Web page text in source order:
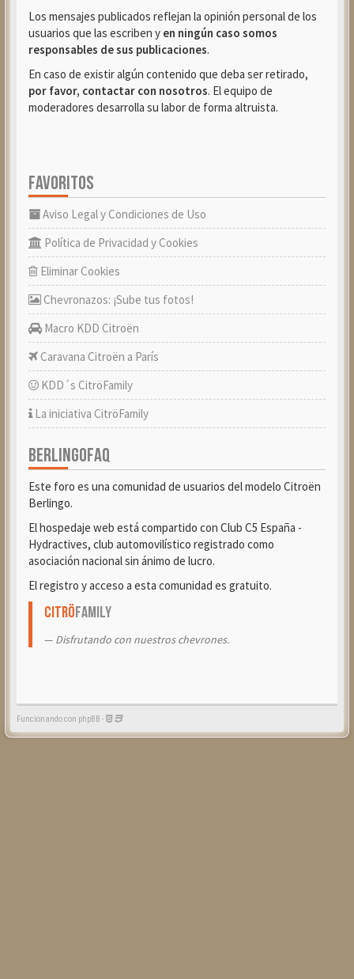
Los mensajes publicados reflejan la opinión personal de los
usuarios que las escriben y en ningún caso somos
responsables de sus publicaciones.
En caso de existir algún contenido que deba ser retirado,
por favor, contactar con nosotros. El equipo de
moderadores desarrolla su labor de forma altruista.
FAVORITOS
Aviso Legal y Condiciones de Uso
Política de Privacidad y Cookies
Eliminar Cookies
Chevronazos: ¡Sube tus fotos!
Macro KDD Citroën
Caravana Citroën a París
KDD´s CitröFamily
La iniciativa CitröFamily
BERLINGOFAQ
Este foro es una comunidad de usuarios del modelo Citroën
Berlingo.
El hospedaje web está compartido con Club C5 España -
Hydractives, club automovilístico registrado como
asociación nacional sin ánimo de lucro.
El registro y acceso a esta comunidad es gratuito.
CitröFamily
Disfrutando con nuestros chevrones.
Funcionando con phpBB -